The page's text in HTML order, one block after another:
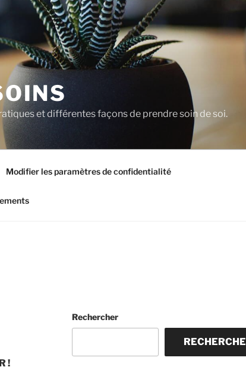
et différentes façons de prendre soin de soi.
Modifier les paramètres de confidentialité
!
Rechercher
RECHERCHE